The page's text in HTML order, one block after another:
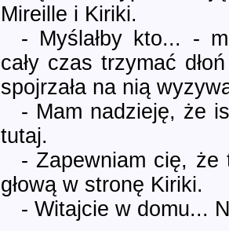
Mireille i Kiriki.
- Myślałby kto... -
cały czas trzymać
spojrzała na nią
- Mam nadzieję, że
tutaj.
- Zapewniam cię, że
głową w stronę Kiriki.
- Witajcie w domu...